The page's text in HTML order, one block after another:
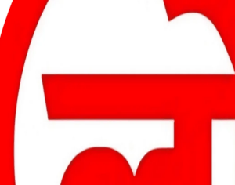
अस्पताल में भर्ती कराया गया, जहां उपचार
पिता थे। वे अपने पीछे भरा पूरा परिवार छोड़ गए